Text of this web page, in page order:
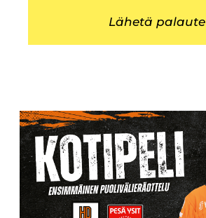
Lähetä palaute